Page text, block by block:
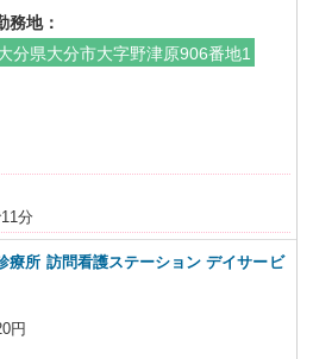
務地：
分県大分市大字野津原906番地1
分
療所 訪問看護ステーション デイサービ
円